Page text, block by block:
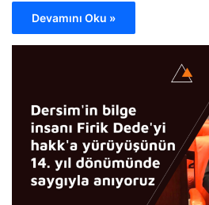
Devamını Oku »